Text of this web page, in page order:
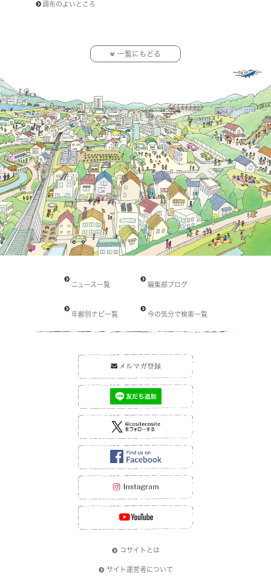
調布のよいところ
一覧にもどる
ニュース一覧 編集部ブログ
年齢別ナビ一覧 今の気分で検索一覧
コサイトとは
サイト運営者について